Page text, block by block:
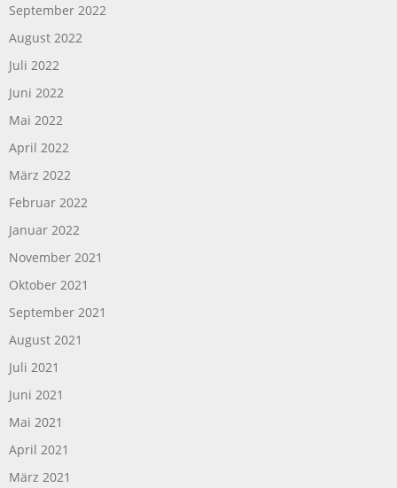
September 2022
August 2022
Juli 2022
Juni 2022
Mai 2022
April 2022
März 2022
Februar 2022
Januar 2022
November 2021
Oktober 2021
September 2021
August 2021
Juli 2021
Juni 2021
Mai 2021
April 2021
März 2021